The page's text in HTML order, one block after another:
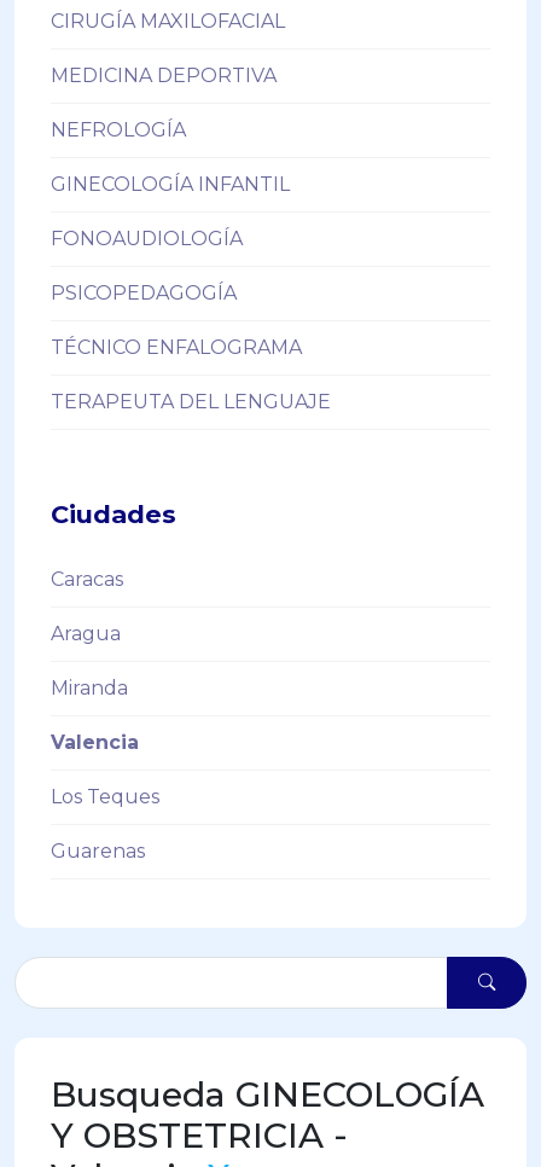
CIRUGÍA MAXILOFACIAL
MEDICINA DEPORTIVA
NEFROLOGÍA
GINECOLOGÍA INFANTIL
FONOAUDIOLOGÍA
PSICOPEDAGOGÍA
TÉCNICO ENFALOGRAMA
TERAPEUTA DEL LENGUAJE
Ciudades
Caracas
Aragua
Miranda
Valencia
Los Teques
Guarenas
Busqueda GINECOLOGÍA
Y OBSTETRICIA -